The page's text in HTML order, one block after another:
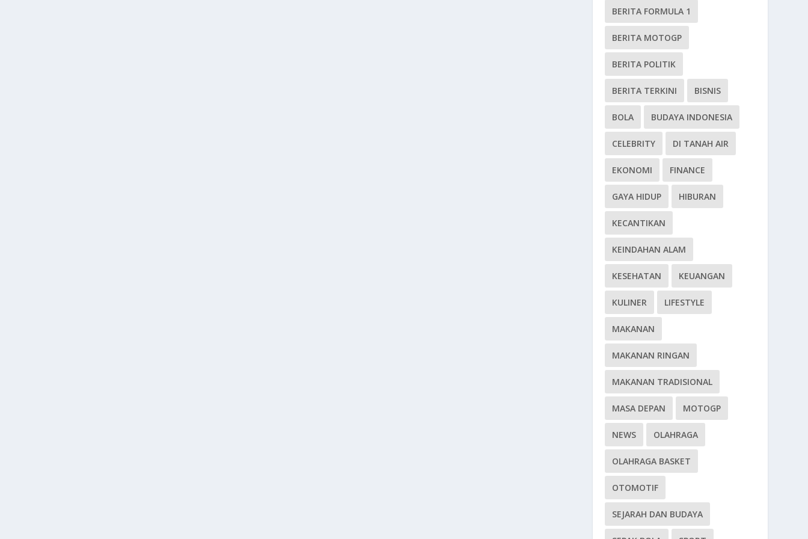
BERITA FORMULA 1
BERITA MOTOGP
BERITA POLITIK
BERITA TERKINI BISNIS
BOLA BUDAYA INDONESIA
CELEBRITY DI TANAH AIR
EKONOMI FINANCE
GAYA HIDUP HIBURAN
KECANTIKAN
KEINDAHAN ALAM
KESEHATAN KEUANGAN
KULINER LIFESTYLE
MAKANAN
MAKANAN RINGAN
MAKANAN TRADISIONAL
MASA DEPAN MOTOGP
NEWS OLAHRAGA
OLAHRAGA BASKET
OTOMOTIF
SEJARAH DAN BUDAYA